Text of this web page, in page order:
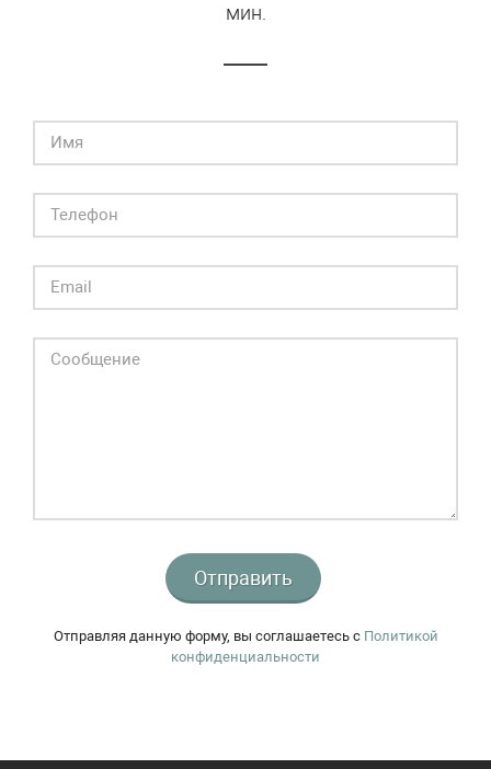
мин.
Отправить
Отправляя данную форму, вы соглашаетесь c Политикой
конфиденциальности